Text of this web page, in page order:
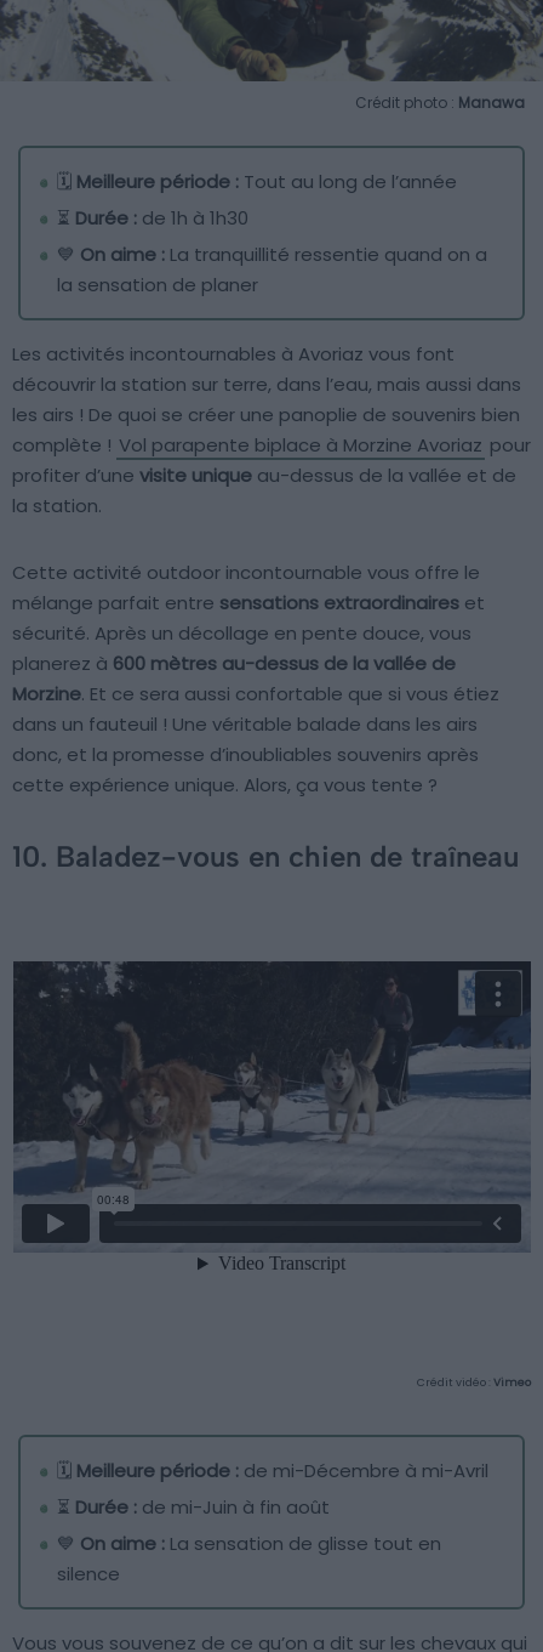
Crédit photo : Manawa
🗓️ Meilleure période : Tout au long de l’année
⏳ Durée : de 1h à 1h30
💙 On aime : La tranquillité ressentie quand on a
la sensation de planer
Les activités incontournables à Avoriaz vous font
découvrir la station sur terre, dans l’eau, mais aussi dans
les airs ! De quoi se créer une panoplie de souvenirs bien
complète ! Vol parapente biplace à Morzine Avoriaz pour
profiter d’une visite unique au-dessus de la vallée et de
la station.
Cette activité outdoor incontournable vous offre le
mélange parfait entre sensations extraordinaires et
sécurité. Après un décollage en pente douce, vous
planerez à 600 mètres au-dessus de la vallée de
Morzine. Et ce sera aussi confortable que si vous étiez
dans un fauteuil ! Une véritable balade dans les airs
donc, et la promesse d’inoubliables souvenirs après
cette expérience unique. Alors, ça vous tente ?
10. Baladez-vous en chien de traîneau
Crédit vidéo : Vimeo
🗓️ Meilleure période : de mi-Décembre à mi-Avril
⏳ Durée : de mi-Juin à fin août
💙 On aime : La sensation de glisse tout en
silence
Vous vous souvenez de ce qu’on a dit sur les chevaux qui